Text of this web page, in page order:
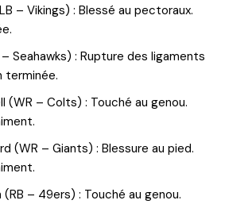
– Vikings) : Blessé au pectoraux.
Seahawks) : Rupture des ligaments
terminée.
(WR – Colts) : Touché au genou.
(WR – Giants) : Blessure au pied.
(RB – 49ers) : Touché au genou.